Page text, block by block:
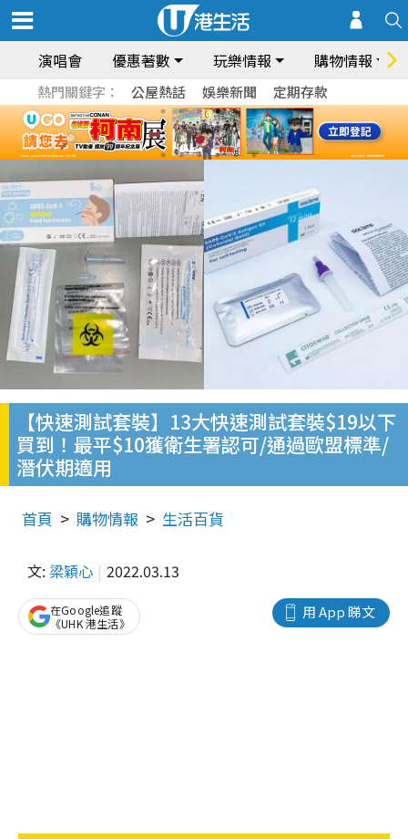
演唱會 優惠著數 玩樂情報 購物情報
熱門關鍵字： 公屋熱話 娛樂新聞 定期存款
【快速測試套裝】13大快速測試套裝$19以下
買到！最平$10獲衛生署認可/通過歐盟標準/
潛伏期適用
首頁 購物情報 生活百貨
文: 梁穎心 2022.03.13
用 App 睇文
在Google追蹤
《UHK 港生活》